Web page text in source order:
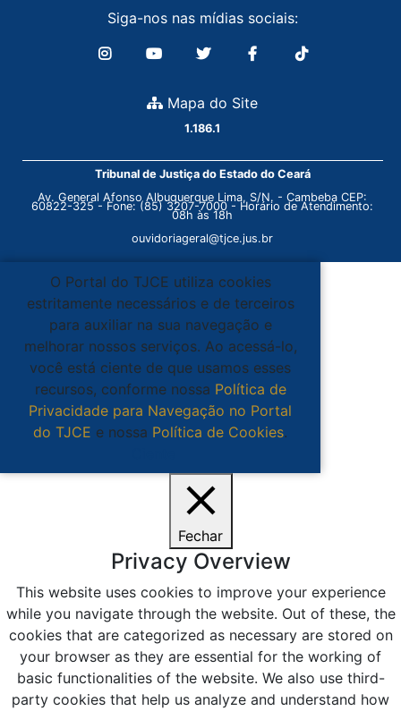
Siga-nos nas mídias sociais:
Mapa do Site
1.186.1
Tribunal de Justiça do Estado do Ceará
Av. General Afonso Albuquerque Lima, S/N. - Cambeba CEP:
60822-325 - Fone: (85) 3207-7000 - Horário de Atendimento:
08h às 18h
ouvidoriageral@tjce.jus.br
O Portal do TJCE utiliza cookies
estritamente necessários e de terceiros
para auxiliar na sua navegação e
melhorar nossos serviços. Ao acessá-lo,
você está ciente de que usamos esses
recursos, conforme nossa Política de
Privacidade para Navegação no Portal
do TJCE e nossa Política de Cookies.
Fechar
Privacy Overview
This website uses cookies to improve your experience
while you navigate through the website. Out of these, the
cookies that are categorized as necessary are stored on
your browser as they are essential for the working of
basic functionalities of the website. We also use third-
party cookies that help us analyze and understand how